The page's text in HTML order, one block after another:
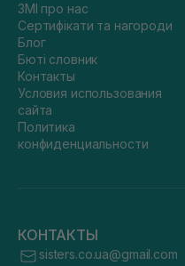
ЗМІ про нас
Сертифікати та нагороди
Блог
Бюті словник
Контакты
Условия использования
сайта
Политика
конфиденциальности
КОНТАКТЫ
sisters.co.ua@gmail.com